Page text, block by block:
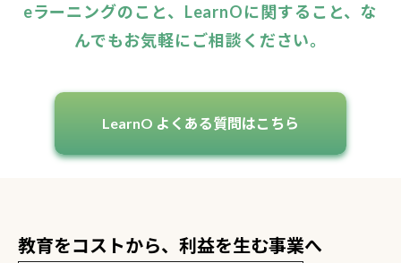
eラーニングのこと、LearnOに関すること、な
んでもお気軽にご相談ください。
LearnO よくある質問はこちら
教育をコストから、利益を生む事業へ